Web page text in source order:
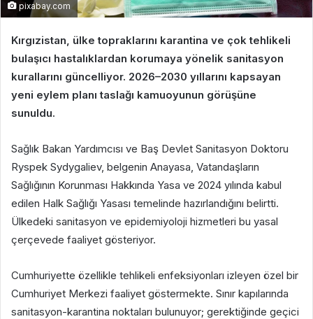
pixabay.com
Kırgızistan, ülke topraklarını karantina ve çok tehlikeli
bulaşıcı hastalıklardan korumaya yönelik sanitasyon
kurallarını güncelliyor. 2026–2030 yıllarını kapsayan
yeni eylem planı taslağı kamuoyunun görüşüne
sunuldu.
Sağlık Bakan Yardımcısı ve Baş Devlet Sanitasyon Doktoru
Ryspek Sydygaliev, belgenin Anayasa, Vatandaşların
Sağlığının Korunması Hakkında Yasa ve 2024 yılında kabul
edilen Halk Sağlığı Yasası temelinde hazırlandığını belirtti.
Ülkedeki sanitasyon ve epidemiyoloji hizmetleri bu yasal
çerçevede faaliyet gösteriyor.
Cumhuriyette özellikle tehlikeli enfeksiyonları izleyen özel bir
Cumhuriyet Merkezi faaliyet göstermekte. Sınır kapılarında
sanitasyon-karantina noktaları bulunuyor; gerektiğinde geçici